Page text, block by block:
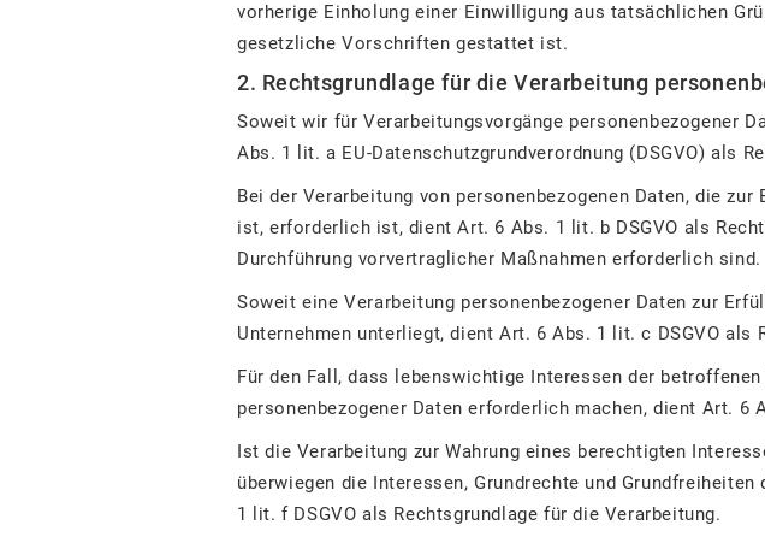
vorherige Einholung einer Einwilligung aus tatsächlichen
gesetzliche Vorschriften gestattet ist.
2. Rechtsgrundlage für die Verarbeitung
Soweit wir für Verarbeitungsvorgänge personenbezogener
Abs. 1 lit. a EU-Datenschutzgrundverordnung (DSGVO) als
Bei der Verarbeitung von personenbezogenen Daten, die
ist, erforderlich ist, dient Art. 6 Abs. 1 lit. b DSGVO als
Durchführung vorvertraglicher Maßnahmen erforderlich sind.
Soweit eine Verarbeitung personenbezogener Daten zur
Unternehmen unterliegt, dient Art. 6 Abs. 1 lit. c DSGVO als
Für den Fall, dass lebenswichtige Interessen der
personenbezogener Daten erforderlich machen, dient Art. 6
Ist die Verarbeitung zur Wahrung eines berechtigten
überwiegen die Interessen, Grundrechte und
1 lit. f DSGVO als Rechtsgrundlage für die Verarbeitung.